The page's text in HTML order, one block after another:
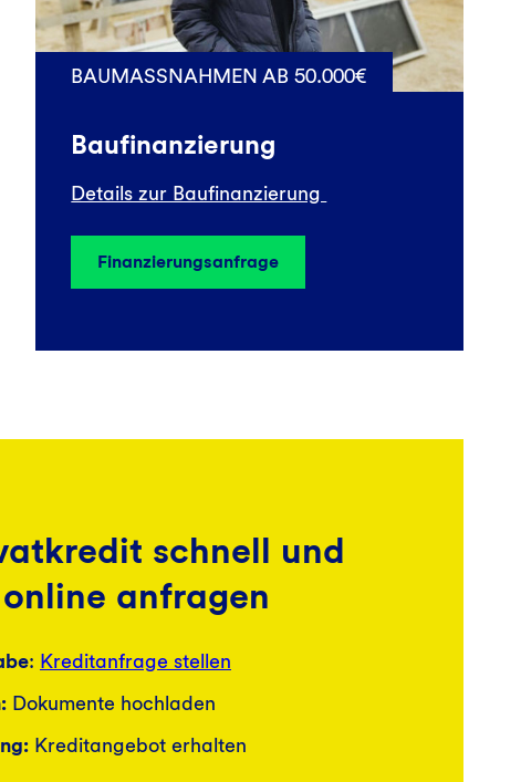
Baufinanzierung
Details zur Baufinanzierung
Finanzierungsanfrage
BAUMASSNAHMEN AB 50.000€
schnell und
anfragen
: Kreditanfrage stellen
Dokumente hochladen
Kreditangebot erhalten